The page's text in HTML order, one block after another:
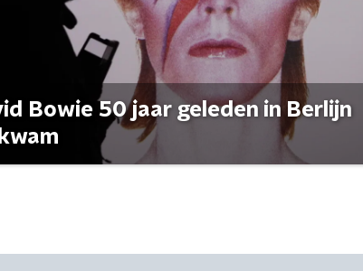
Bowie 50 jaar geleden in Berlijn